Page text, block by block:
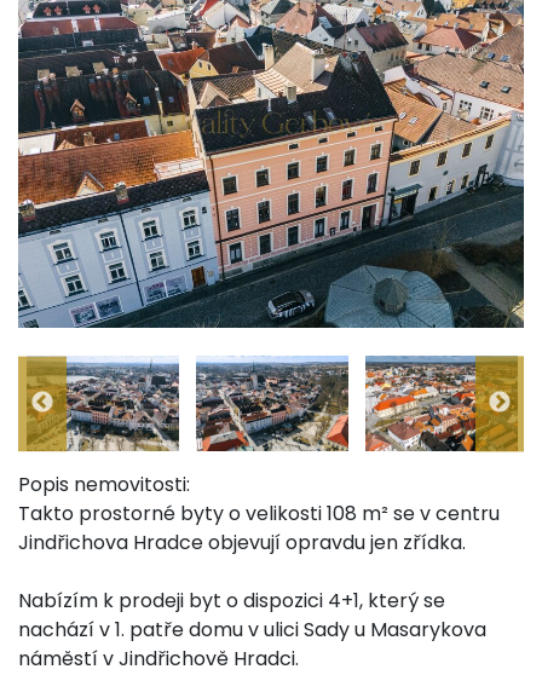
Popis nemovitosti:
Takto prostorné byty o velikosti 108 m² se v centru
Jindřichova Hradce objevují opravdu jen zřídka.
Nabízím k prodeji byt o dispozici 4+1, který se
nachází v 1. patře domu v ulici Sady u Masarykova
náměstí v Jindřichově Hradci.